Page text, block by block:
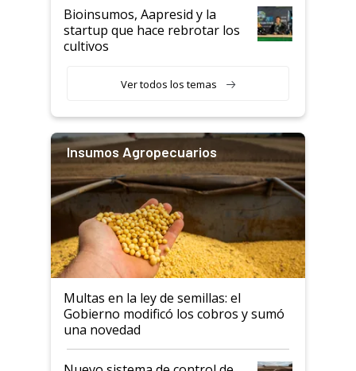
Bioinsumos, Aapresid y la
startup que hace rebrotar los
cultivos
Ver todos los temas
Insumos Agropecuarios
Multas en la ley de semillas: el
Gobierno modificó los cobros y sumó
una novedad